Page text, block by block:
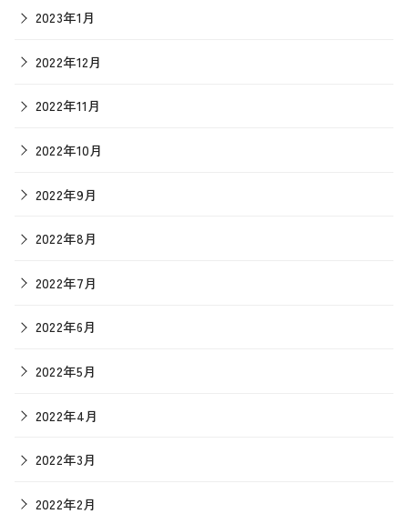
2023年1月
2022年12月
2022年11月
2022年10月
2022年9月
2022年8月
2022年7月
2022年6月
2022年5月
2022年4月
2022年3月
2022年2月